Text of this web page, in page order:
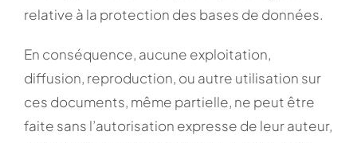
relative à la protection des bases de données.
En conséquence, aucune exploitation,
diffusion, reproduction, ou autre utilisation sur
ces documents, même partielle, ne peut être
faite sans l’autorisation expresse de leur auteur,